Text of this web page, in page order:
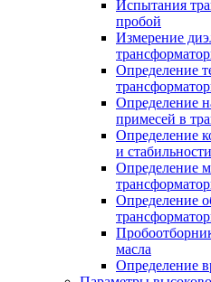
Испытания
пробой
Измерение
Определение
Определение
примесей в
Определение
и
Определение
Определение
масла
Определение